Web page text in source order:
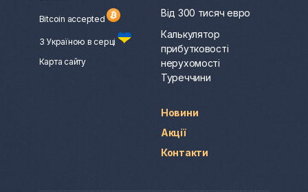
Bitcoin accepted
З Україною в серці
Карта сайту
Від 300 тисяч евро
Калькулятор
прибутковості
нерухомості
Туреччини
Новини
Акції
Контакти